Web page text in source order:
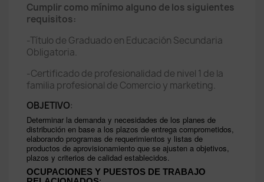
Cumplir como mínimo alguno de los siguientes
requisitos:
-Título de Graduado en Educación Secundaria
Obligatoria.
-Certificado de profesionalidad de nivel 1 de la
familia profesional de Comercio y marketing.
OBJETIVO:
Determinar la demanda y necesidades de los planes de
distribución en base a los plazos de entrega comprometidos,
elaborando programas de requerimientos y listas de
productos de aprovisionamiento que se ajusten a objetivos,
plazos y criterios de calidad establecidos.
OCUPACIONES Y PUESTOS DE TRABAJO